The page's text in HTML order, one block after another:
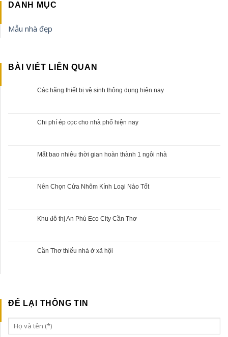
DANH MỤC
Mẫu nhà đẹp
BÀI VIẾT LIÊN QUAN
Các hãng thiết bị vệ sinh thông dụng hiện nay
Chi phí ép cọc cho nhà phố hiện nay
Mất bao nhiêu thời gian hoàn thành 1 ngôi nhà
Nên Chọn Cửa Nhôm Kính Loại Nào Tốt
Khu đô thị An Phú Eco City Cần Thơ
Cần Thơ thiếu nhà ở xã hội
ĐỂ LẠI THÔNG TIN